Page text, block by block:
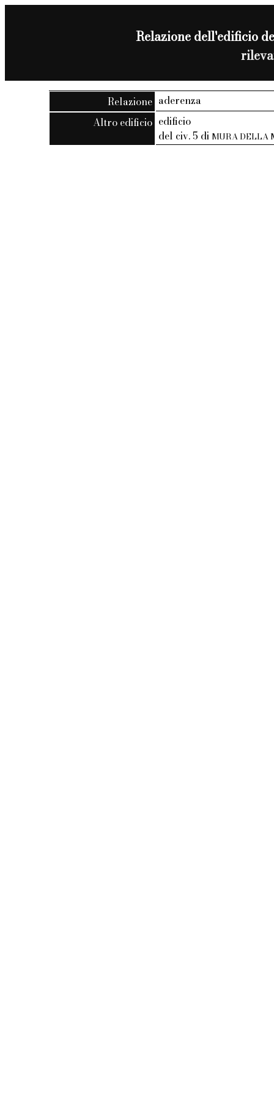
Relazione dell'edificio
Relazione aderenza
Altro edificio edificio
del civ. 5 di MURA DELLA